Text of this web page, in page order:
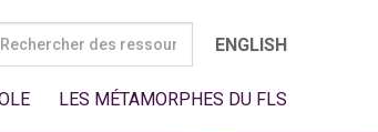
ENGLISH
LES MÉTAMORPHES DU FLS